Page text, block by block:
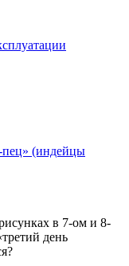
пец» (индейцы
в 7-ом и 8-
день